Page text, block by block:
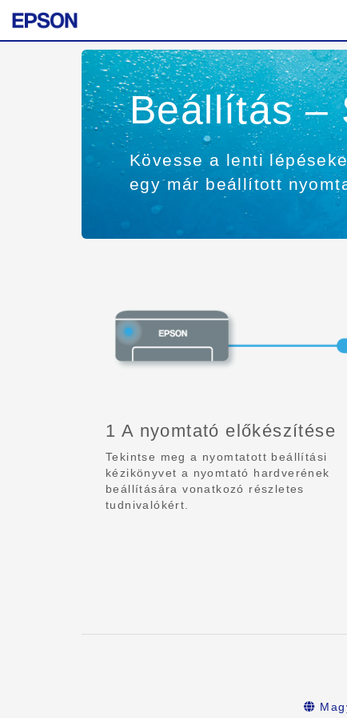
Beállítás –
Kövesse a lenti
egy már beállított
1 A nyomtató előkészítése
Tekintse meg a nyomtatott beállítási
kézikönyvet a nyomtató hardverének
beállítására vonatkozó részletes
tudnivalókért.